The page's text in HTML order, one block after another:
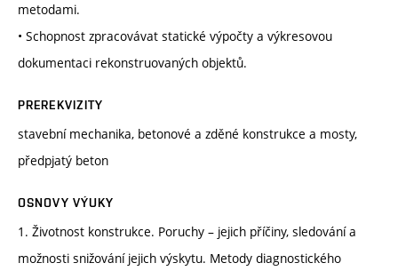
metodami.
• Schopnost zpracovávat statické výpočty a výkresovou
dokumentaci rekonstruovaných objektů.
PREREKVIZITY
stavební mechanika, betonové a zděné konstrukce a mosty,
předpjatý beton
OSNOVY VÝUKY
1. Životnost konstrukce. Poruchy – jejich příčiny, sledování a
možnosti snižování jejich výskytu. Metody diagnostického